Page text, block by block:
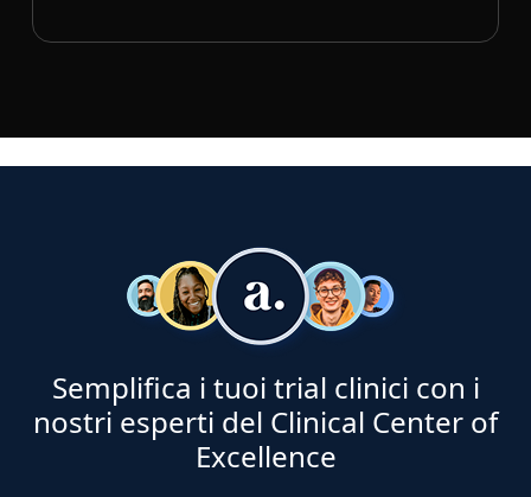
Semplifica i tuoi trial clinici con i
nostri esperti del Clinical Center of
Excellence